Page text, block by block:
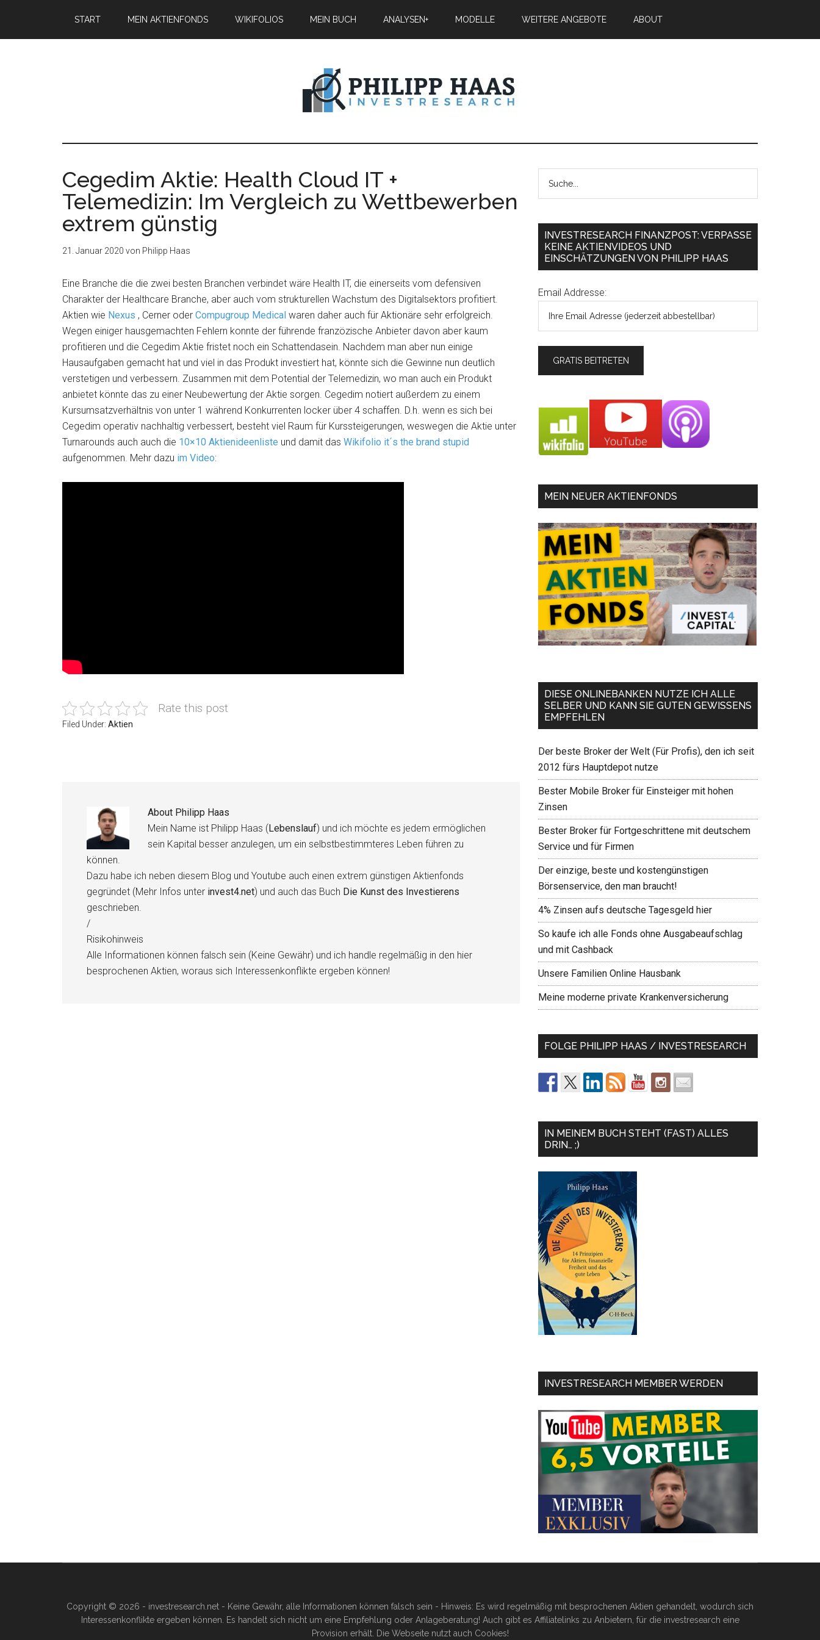
START MEIN AKTIENFONDS WIKIFOLIOS MEIN BUCH ANALYSEN+ MODELLE WEITERE ANGEBOTE ABOUT
Cegedim Aktie: Health Cloud IT +
Telemedizin: Im Vergleich zu Wettbewerben
extrem günstig
21. Januar 2020 von Philipp Haas
Eine Branche die die zwei besten Branchen verbindet wäre Health IT, die einerseits vom defensiven
Charakter der Healthcare Branche, aber auch vom strukturellen Wachstum des Digitalsektors profitiert.
Aktien wie Nexus , Cerner oder Compugroup Medical waren daher auch für Aktionäre sehr erfolgreich.
Wegen einiger hausgemachten Fehlern konnte der führende franzözische Anbieter davon aber kaum
profitieren und die Cegedim Aktie fristet noch ein Schattendasein. Nachdem man aber nun einige
Hausaufgaben gemacht hat und viel in das Produkt investiert hat, könnte sich die Gewinne nun deutlich
verstetigen und verbessern. Zusammen mit dem Potential der Telemedizin, wo man auch ein Produkt
anbietet könnte das zu einer Neubewertung der Aktie sorgen. Cegedim notiert außerdem zu einem
Kursumsatzverhältnis von unter 1 während Konkurrenten locker über 4 schaffen. D.h. wenn es sich bei
Cegedim operativ nachhaltig verbessert, besteht viel Raum für Kurssteigerungen, weswegen die Aktie unter
Turnarounds auch auch die 10×10 Aktienideenliste und damit das Wikifolio it´s the brand stupid
aufgenommen. Mehr dazu im Video:
Rate this post
Filed Under: Aktien
About Philipp Haas
Mein Name ist Philipp Haas (Lebenslauf) und ich möchte es jedem ermöglichen
sein Kapital besser anzulegen, um ein selbstbestimmteres Leben führen zu
können.
Dazu habe ich neben diesem Blog und Youtube auch einen extrem günstigen Aktienfonds
gegründet (Mehr Infos unter invest4.net) und auch das Buch Die Kunst des Investierens
geschrieben.
/
Risikohinweis
Alle Informationen können falsch sein (Keine Gewähr) und ich handle regelmäßig in den hier
besprochenen Aktien, woraus sich Interessenkonflikte ergeben können!
INVESTRESEARCH FINANZPOST: VERPASSE
KEINE AKTIENVIDEOS UND
EINSCHÄTZUNGEN VON PHILIPP HAAS
Email Addresse:
MEIN NEUER AKTIENFONDS
DIESE ONLINEBANKEN NUTZE ICH ALLE
SELBER UND KANN SIE GUTEN GEWISSENS
EMPFEHLEN
Der beste Broker der Welt (Für Profis), den ich seit
2012 fürs Hauptdepot nutze
Bester Mobile Broker für Einsteiger mit hohen
Zinsen
Bester Broker für Fortgeschrittene mit deutschem
Service und für Firmen
Der einzige, beste und kostengünstigen
Börsenservice, den man braucht!
4% Zinsen aufs deutsche Tagesgeld hier
So kaufe ich alle Fonds ohne Ausgabeaufschlag
und mit Cashback
Unsere Familien Online Hausbank
Meine moderne private Krankenversicherung
FOLGE PHILIPP HAAS / INVESTRESEARCH
IN MEINEM BUCH STEHT (FAST) ALLES
DRIN… ;)
INVESTRESEARCH MEMBER WERDEN
Copyright © 2026 - investresearch.net - Keine Gewähr, alle Informationen können falsch sein - Hinweis: Es wird regelmäßig mit besprochenen Aktien gehandelt, wodurch sich
Interessenkonflikte ergeben können. Es handelt sich nicht um eine Empfehlung oder Anlageberatung! Auch gibt es Affiliatelinks zu Anbietern, für die investresearch eine
Provision erhält. Die Webseite nutzt auch Cookies!